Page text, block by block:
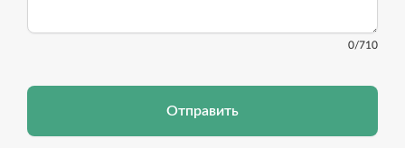
0/710
Отправить